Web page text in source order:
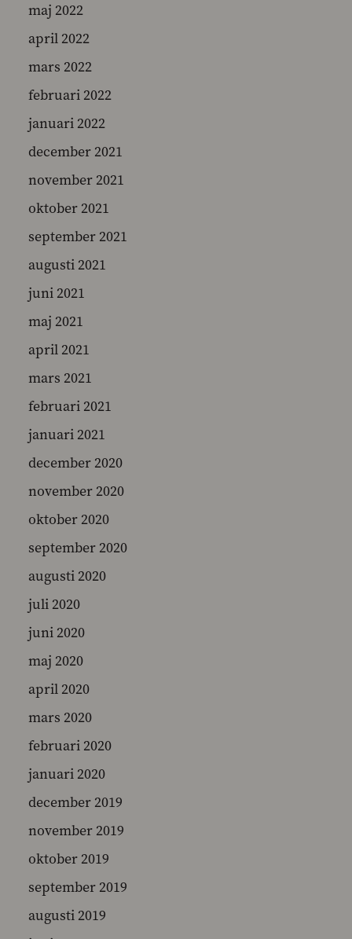
maj 2022
april 2022
mars 2022
februari 2022
januari 2022
december 2021
november 2021
oktober 2021
september 2021
augusti 2021
juni 2021
maj 2021
april 2021
mars 2021
februari 2021
januari 2021
december 2020
november 2020
oktober 2020
september 2020
augusti 2020
juli 2020
juni 2020
maj 2020
april 2020
mars 2020
februari 2020
januari 2020
december 2019
november 2019
oktober 2019
september 2019
augusti 2019